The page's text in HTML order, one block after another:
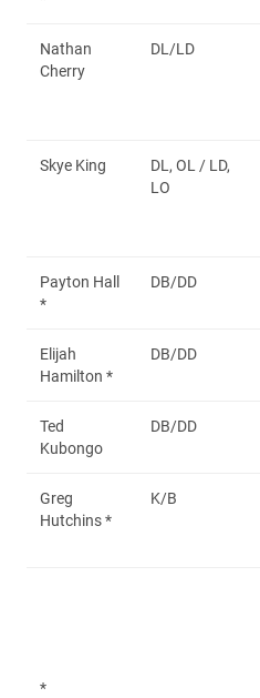
Nathan
Cherry
DL/LD
Skye King
DL, OL / LD,
LO
Payton Hall
*
DB/DD
Elijah
Hamilton *
DB/DD
Ted
Kubongo
DB/DD
Greg
Hutchins *
K/B
*